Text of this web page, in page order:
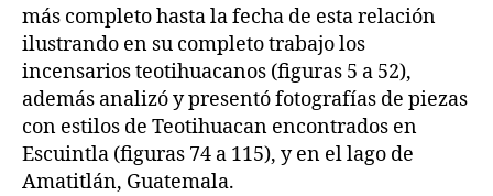
más completo hasta la fecha de esta relación
ilustrando en su completo trabajo los
incensarios teotihuacanos (figuras 5 a 52),
además analizó y presentó fotografías de piezas
con estilos de Teotihuacan encontrados en
Escuintla (figuras 74 a 115), y en el lago de
Amatitlán, Guatemala.